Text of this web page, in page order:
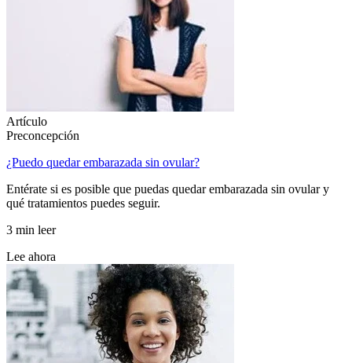
Artículo
Preconcepción
¿Puedo quedar embarazada sin ovular?
Entérate si es posible que puedas quedar embarazada sin ovular y
qué tratamientos puedes seguir.
3 min leer
Lee ahora